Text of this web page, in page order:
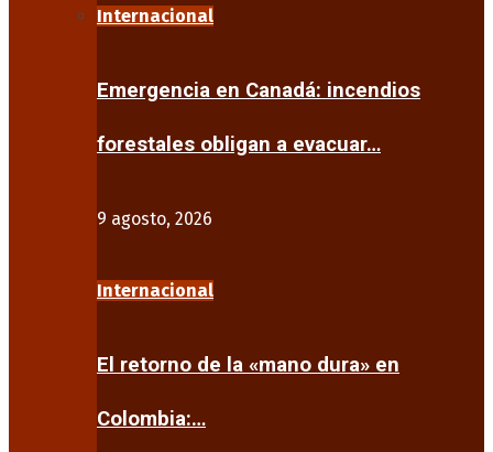
Internacional
Emergencia en Canadá: incendios
forestales obligan a evacuar…
9 agosto, 2026
Internacional
El retorno de la «mano dura» en
Colombia:…